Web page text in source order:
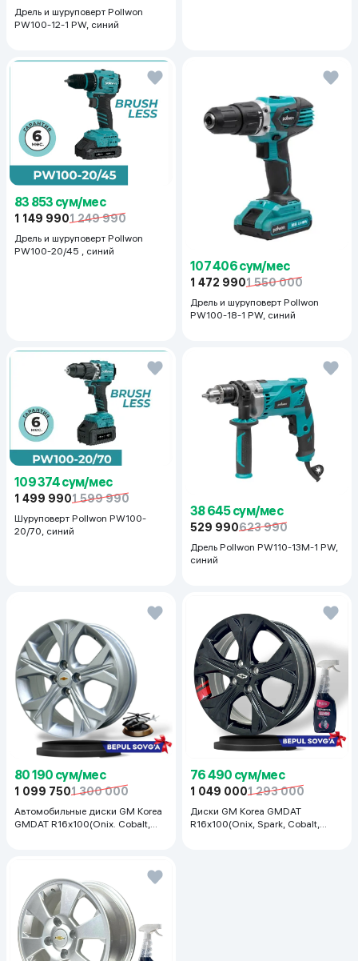
Дрель и шуруповерт Pollwon
PW100-12-1 PW, синий
83 853 сум/мес
1 149 9901 249 990
Дрель и шуруповерт Pollwon
PW100-20/45 , синий
107 406 сум/мес
1 472 9901 550 000
Дрель и шуруповерт Pollwon
PW100-18-1 PW, синий
109 374 сум/мес
1 499 9901 599 990
Шуруповерт Pollwon PW100-
20/70, синий
38 645 сум/мес
529 990623 990
Дрель Pollwon PW110-13M-1 PW,
синий
80 190 сум/мес
1 099 7501 300 000
Автомобильные диски GM Korea
GMDAT R16x100(Onix. Cobalt,
76 490 сум/мес
1 049 0001 293 000
Диски GM Korea GMDAT
R16x100(Onix, Spark, Cobalt,